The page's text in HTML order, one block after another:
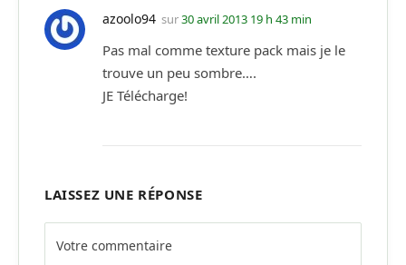
azoolo94 sur30 avril 2013 19 h 43 min
Pas mal comme texture pack mais je le
trouve un peu sombre….
JE Télécharge!
LAISSEZ UNE RÉPONSE